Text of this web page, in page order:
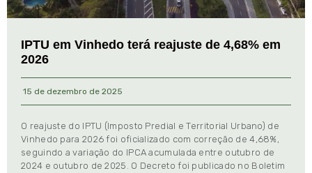
IPTU em Vinhedo terá reajuste de 4,68% em
2026
15 de dezembro de 2025
O reajuste do IPTU (Imposto Predial e Territorial Urbano) de
Vinhedo para 2026 foi oficializado com correção de 4,68%,
seguindo a variação do IPCA acumulada entre outubro de
2024 e outubro de 2025. O Decreto foi publicado no Boletim